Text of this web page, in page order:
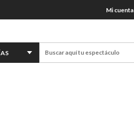
Mi cuenta